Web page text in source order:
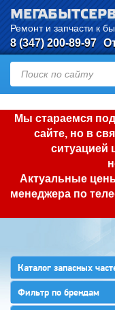
Мы стараемся
сайте, но в
ситуацией
Актуальные
менеджера по
Ремонт и запчасти к
8 (347) 200-89-97
Каталог запасных
Фильтр по брендам